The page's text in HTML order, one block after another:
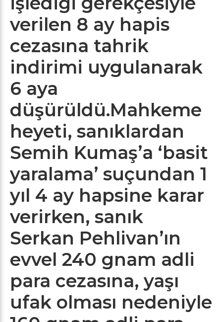
verilen 8 ay hapis
cezasına tahrik
indirimi uygulanarak
6 aya
düşürüldü.Mahkeme
heyeti, sanıklardan
Semih Kumaş’a ‘basit
yaralama’ suçundan 1
yıl 4 ay hapsine karar
verirken, sanık
Serkan Pehlivan’ın
evvel 240 gnam adli
para cezasına, yaşı
ufak olması nedeniyle